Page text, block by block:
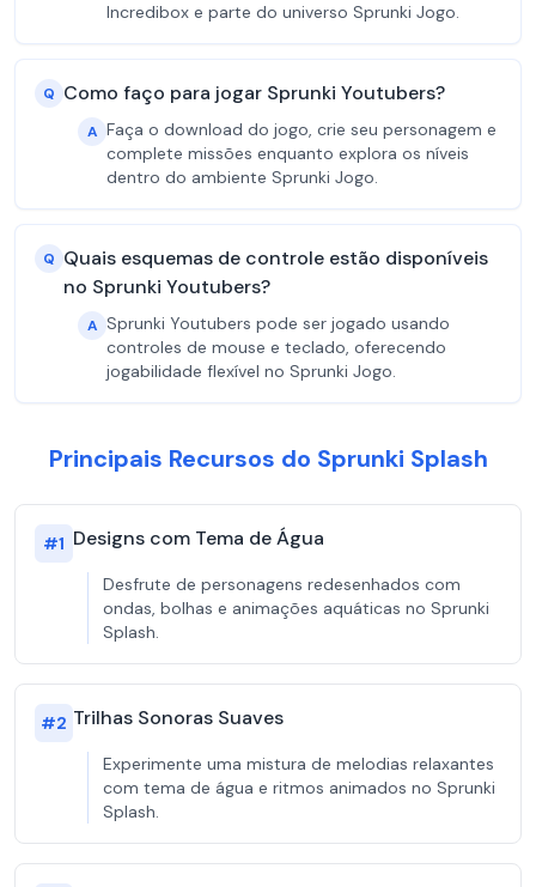
Incredibox e parte do universo Sprunki Jogo.
Q Como faço para jogar Sprunki Youtubers?
A Faça o download do jogo, crie seu personagem e
complete missões enquanto explora os níveis
dentro do ambiente Sprunki Jogo.
Q Quais esquemas de controle estão disponíveis
no Sprunki Youtubers?
A Sprunki Youtubers pode ser jogado usando
controles de mouse e teclado, oferecendo
jogabilidade flexível no Sprunki Jogo.
Principais Recursos do Sprunki Splash
#1 Designs com Tema de Água
Desfrute de personagens redesenhados com
ondas, bolhas e animações aquáticas no Sprunki
Splash.
#2 Trilhas Sonoras Suaves
Experimente uma mistura de melodias relaxantes
com tema de água e ritmos animados no Sprunki
Splash.